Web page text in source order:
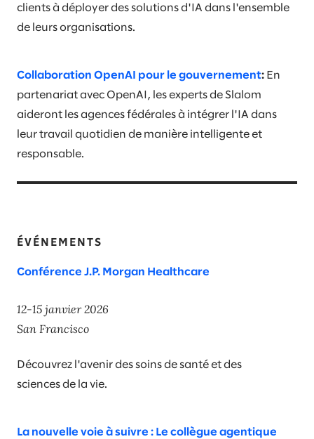
clients à déployer des solutions d'IA dans l'ensemble
de leurs organisations.
Collaboration OpenAI pour le gouvernement​: En
partenariat avec OpenAI, les experts de Slalom
aideront les agences fédérales à intégrer l'IA dans
leur travail quotidien de manière intelligente et
responsable.
ÉVÉNEMENTS
Conférence J.P. Morgan Healthcare
12-15 janvier 2026​
San Francisco​
Découvrez l'avenir des soins de santé et des
sciences de la vie.
La nouvelle voie à suivre : Le collègue agentique